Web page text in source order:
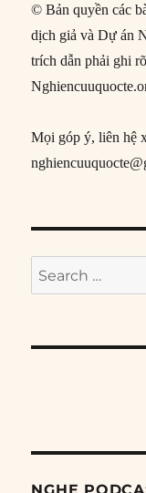
© Bản quyền các
dịch giả và Dự án
trích dẫn phải ghi
Mọi góp ý, liên hệ
Search
for:
NGHE